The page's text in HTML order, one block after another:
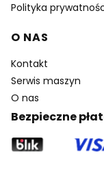
Polityka
O NAS
Kontakt
Serwis maszyn
O nas
Bezpieczne